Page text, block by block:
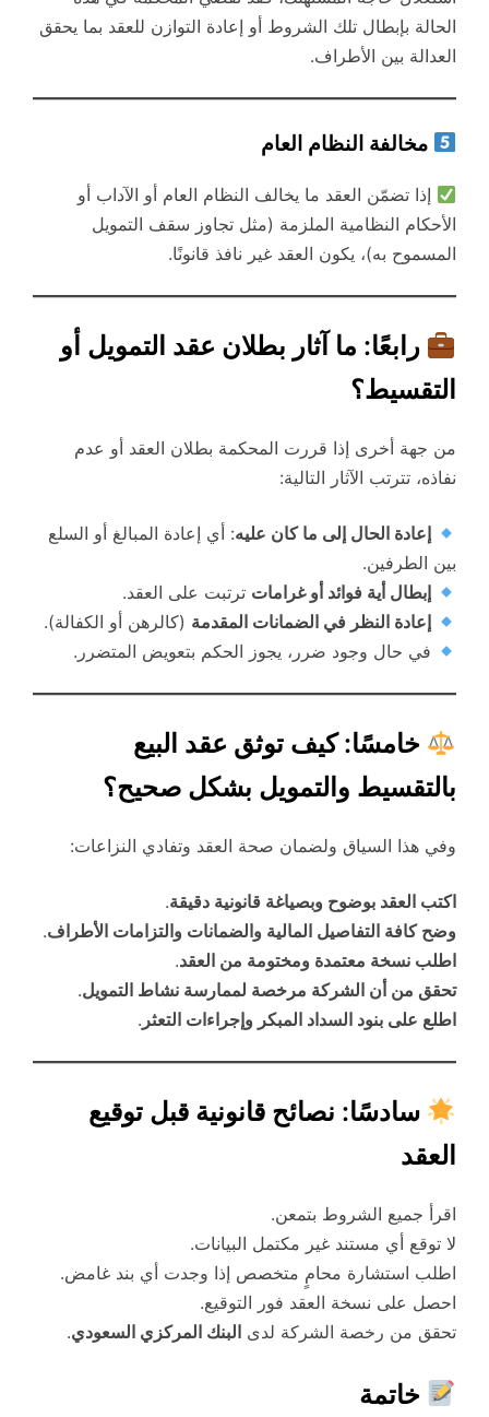
الحالة بإبطال تلك الشروط أو إعادة التوازن للعقد بما يحقق
العدالة بين الأطراف.
مخالفة النظام العام
إذا تضمّن العقد ما يخالف النظام العام أو الآداب أو
الأحكام النظامية الملزمة (مثل تجاوز سقف التمويل
المسموح به)، يكون العقد غير نافذ قانونًا.
رابعًا: ما آثار بطلان عقد التمويل أو
التقسيط؟
من جهة أخرى إذا قررت المحكمة بطلان العقد أو عدم
نفاذه، تترتب الآثار التالية:
إعادة الحال إلى ما كان عليه: أي إعادة المبالغ أو السلع
بين الطرفين.
إبطال أية فوائد أو غرامات ترتبت على العقد.
إعادة النظر في الضمانات المقدمة (كالرهن أو الكفالة).
في حال وجود ضرر، يجوز الحكم بتعويض المتضرر.
خامسًا: كيف توثق عقد البيع
بالتقسيط والتمويل بشكل صحيح؟
وفي هذا السياق ولضمان صحة العقد وتفادي النزاعات:
اكتب العقد بوضوح وبصياغة قانونية دقيقة.
وضح كافة التفاصيل المالية والضمانات والتزامات الأطراف.
اطلب نسخة معتمدة ومختومة من العقد.
تحقق من أن الشركة مرخصة لممارسة نشاط التمويل.
اطلع على بنود السداد المبكر وإجراءات التعثر .
سادسًا: نصائح قانونية قبل توقيع
العقد
اقرأ جميع الشروط بتمعن.
لا توقع أي مستند غير مكتمل البيانات.
اطلب استشارة محامٍ متخصص إذا وجدت أي بند غامض.
احصل على نسخة العقد فور التوقيع.
تحقق من رخصة الشركة لدى البنك المركزي السعودي.
خاتمة